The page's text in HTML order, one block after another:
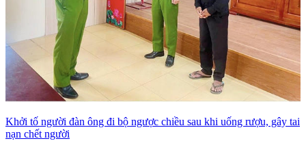
Khởi tố người đàn ông đi bộ ngược chiều sau khi uống rượu, gây tai
nạn chết người